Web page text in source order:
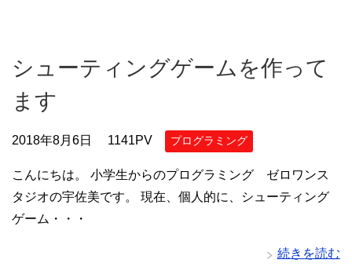
シューティングゲームを作って
ます
2018年8月6日 1141PV プログラミング
こんにちは。 小学生からのプログラミング ゼロワンス
タジオの宇佐美です。 現在、個人的に、シューティング
ゲーム・・・
続きを読む